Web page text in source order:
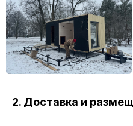
2. Доставка и